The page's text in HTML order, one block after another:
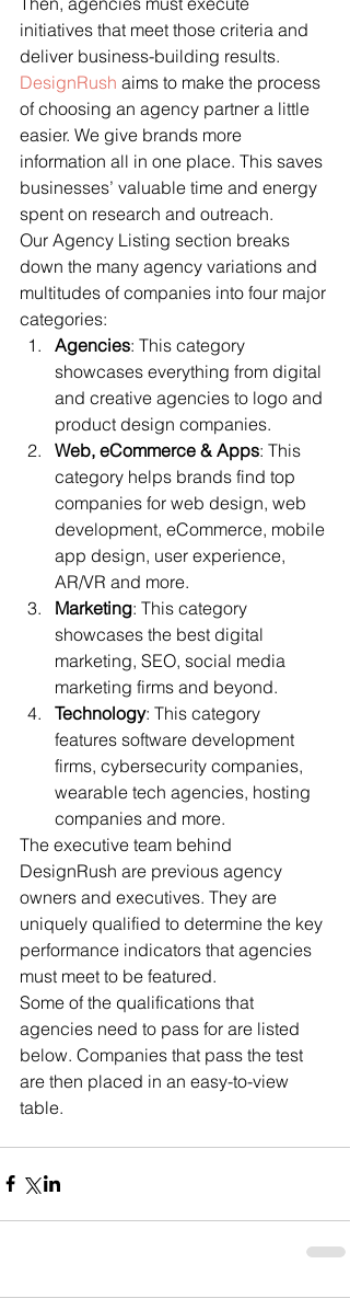
initiatives that meet those criteria and
deliver business-building results.
DesignRush aims to make the process
of choosing an agency partner a little
easier. We give brands more
information all in one place. This saves
businesses’ valuable time and energy
spent on research and outreach.
Our Agency Listing section breaks
down the many agency variations and
multitudes of companies into four major
categories:
Agencies: This category
showcases everything from digital
and creative agencies to logo and
product design companies.
Web, eCommerce & Apps: This
category helps brands find top
companies for web design, web
development, eCommerce, mobile
app design, user experience,
AR/VR and more.
Marketing: This category
showcases the best digital
marketing, SEO, social media
marketing firms and beyond.
Technology: This category
features software development
firms, cybersecurity companies,
wearable tech agencies, hosting
companies and more.
The executive team behind
DesignRush are previous agency
owners and executives. They are
uniquely qualified to determine the key
performance indicators that agencies
must meet to be featured.
Some of the qualifications that
agencies need to pass for are listed
below. Companies that pass the test
are then placed in an easy-to-view
table.